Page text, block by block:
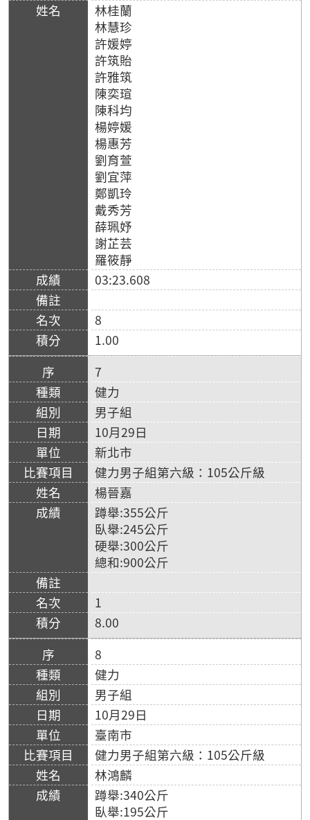
林桂蘭
林慧珍
許媛婷
許筑貽
許雅筑
陳奕瑄
陳科均
楊婷媛
楊惠芳
劉育萱
劉宜萍
鄭凱玲
戴秀芳
薛珮妤
謝芷芸
羅筱靜
03:23.608
8
1.00
7
健力
男子組
10月29日
新北市
健力男子組第六級：105公斤級
楊晉嘉
蹲舉:355公斤
臥舉:245公斤
硬舉:300公斤
總和:900公斤
1
8.00
8
健力
男子組
10月29日
臺南市
健力男子組第六級：105公斤級
林鴻麟
蹲舉:340公斤
臥舉:195公斤